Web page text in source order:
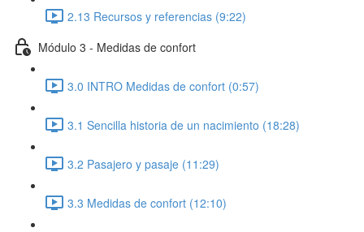
2.13 Recursos y referencias (9:22)
Módulo 3 - Medidas de confort
3.0 INTRO Medidas de confort (0:57)
3.1 Sencilla historia de un nacimiento (18:28)
3.2 Pasajero y pasaje (11:29)
3.3 Medidas de confort (12:10)